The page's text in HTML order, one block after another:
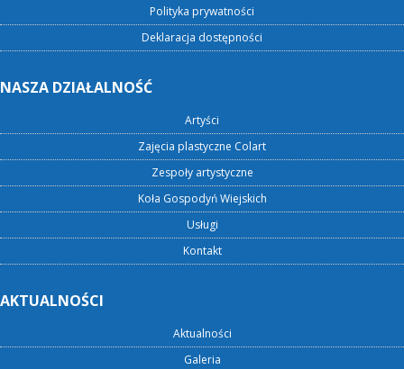
Polityka prywatności
Deklaracja dostępności
NASZA DZIAŁALNOŚĆ
Artyści
Zajęcia plastyczne Colart
Zespoły artystyczne
Koła Gospodyń Wiejskich
Usługi
Kontakt
AKTUALNOŚCI
Aktualności
Galeria